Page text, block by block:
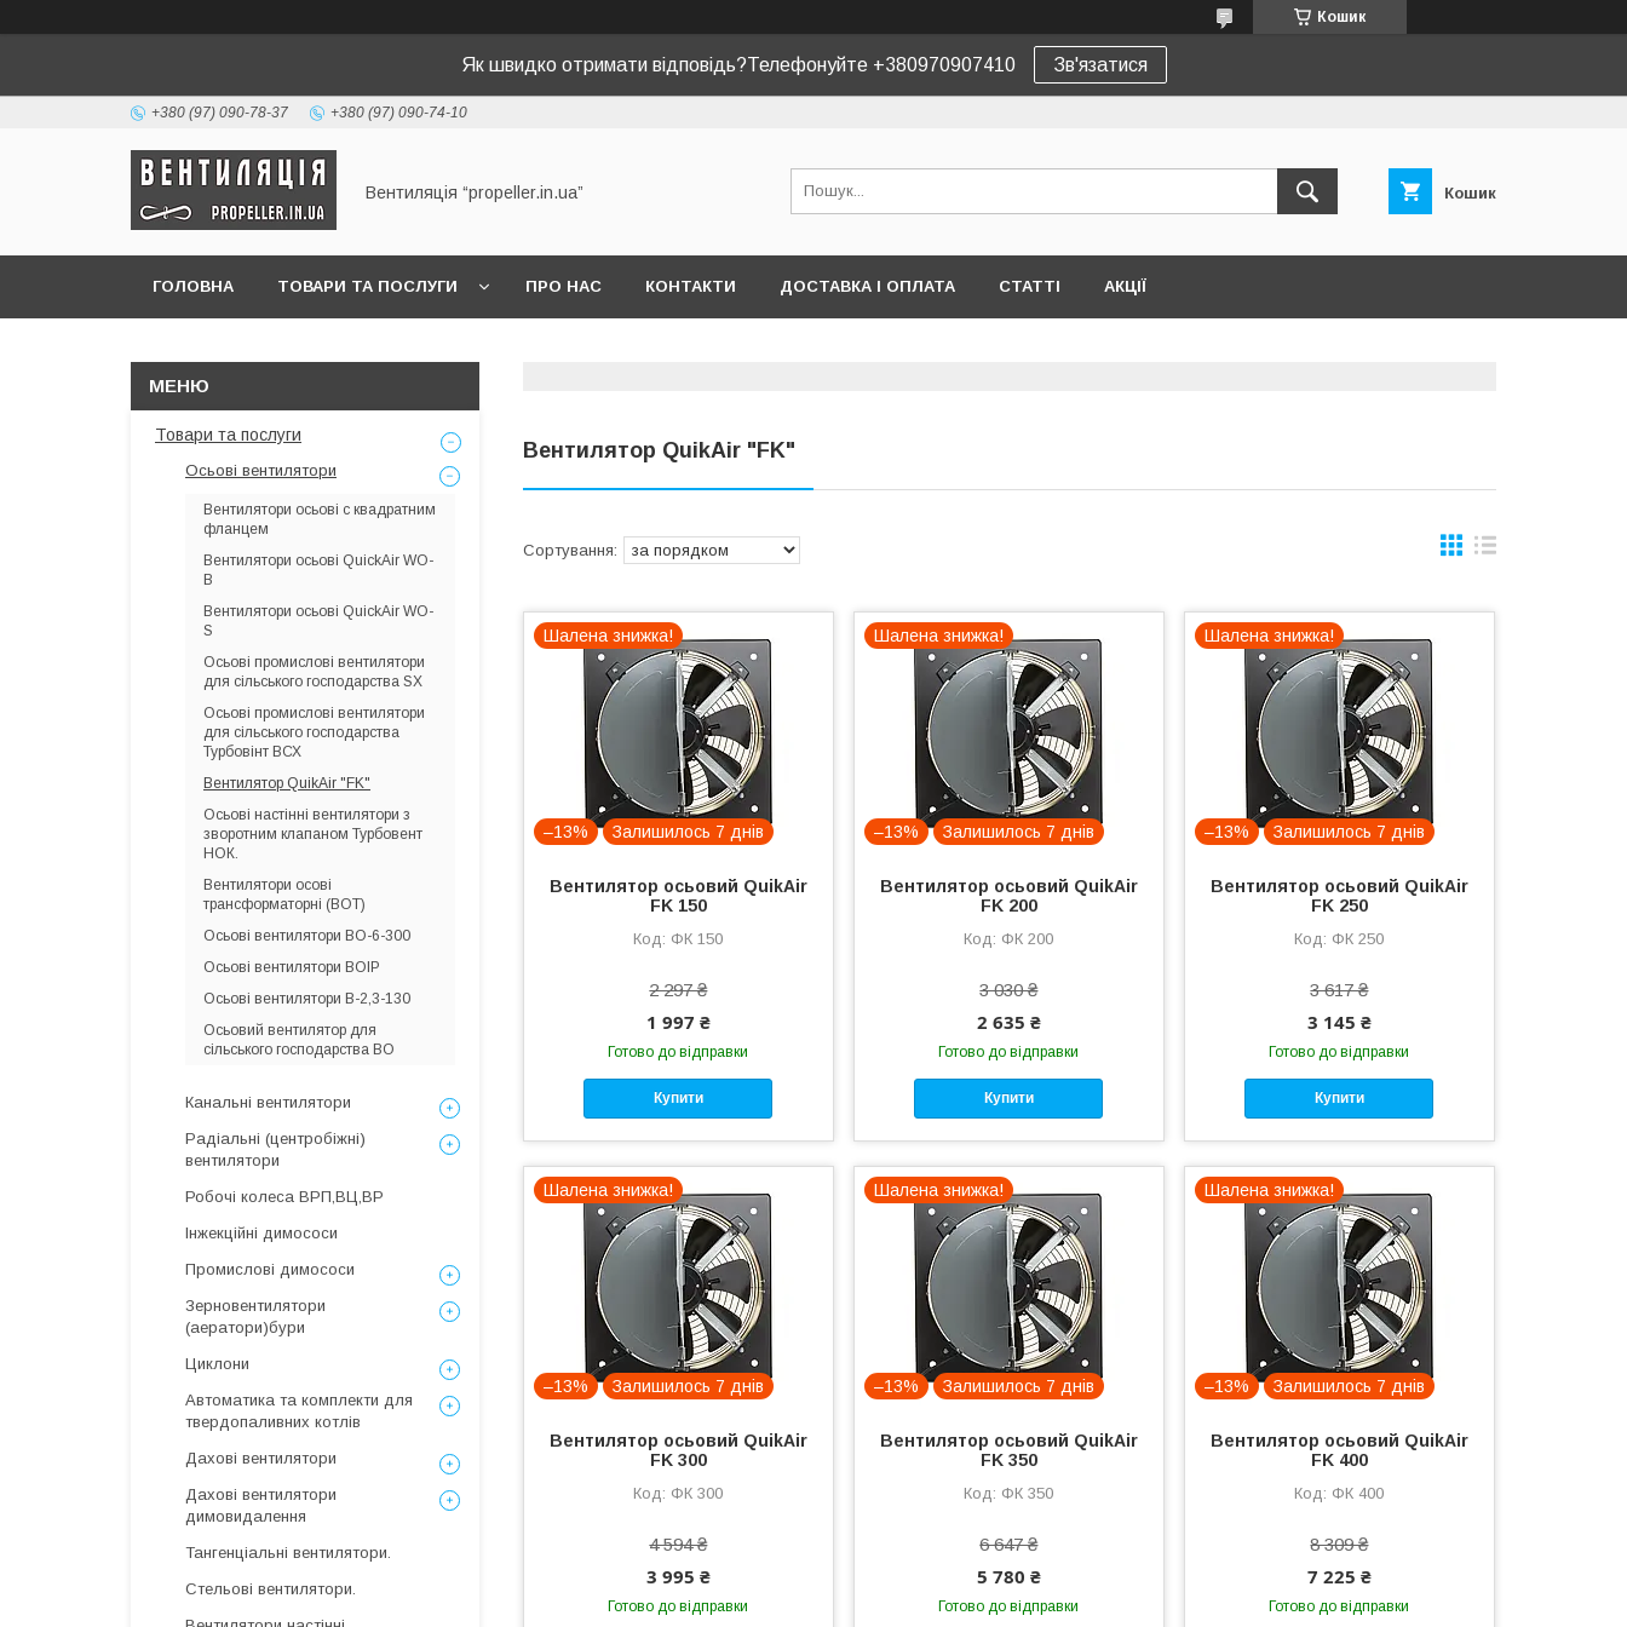
Кошик
Як швидко отримати відповідь?Телефонуйте +380970907410 Зв'язатися
+380 (97) 090-78-37 +380 (97) 090-74-10
Вентиляція “propeller.in.ua” Кошик
ГОЛОВНА ТОВАРИ ТА ПОСЛУГИ ПРО НАС КОНТАКТИ ДОСТАВКА І ОПЛАТА СТАТТІ АКЦІЇ
Вентилятор QuikAir "FK"
Шалена знижка!
–13% Залишилось 7 днів
Вентилятор осьовий QuikAir
FK 150
ФК 150
2 297 ₴
1 997 ₴
Готово до відправки
Купити
Шалена знижка!
–13% Залишилось 7 днів
Вентилятор осьовий QuikAir
FK 200
ФК 200
3 030 ₴
2 635 ₴
Готово до відправки
Купити
Шалена знижка!
–13% Залишилось 7 днів
Вентилятор осьовий QuikAir
FK 250
ФК 250
3 617 ₴
3 145 ₴
Готово до відправки
Купити
Шалена знижка!
–13% Залишилось 7 днів
Вентилятор осьовий QuikAir
FK 300
ФК 300
4 594 ₴
3 995 ₴
Готово до відправки
Шалена знижка!
–13% Залишилось 7 днів
Вентилятор осьовий QuikAir
FK 350
ФК 350
6 647 ₴
5 780 ₴
Готово до відправки
Шалена знижка!
–13% Залишилось 7 днів
Вентилятор осьовий QuikAir
FK 400
ФК 400
8 309 ₴
7 225 ₴
Готово до відправки
Товари та послуги
Осьові вентилятори
Вентилятори осьові c квадратним
фланцем
Вентилятори осьові QuickAir WO-
B
Вентилятори осьові QuickAir WO-
S
Осьові промислові вентилятори
для сільського господарства SХ
Осьові промислові вентилятори
для сільського господарства
Турбовінт ВСХ
Вентилятор QuikAir "FK"
Осьові настінні вентилятори з
зворотним клапаном Турбовент
НОК.
Вентилятори осові
трансформаторні (ВОТ)
Осьові вентилятори ВО-6-300
Осьові вентилятори ВОІР
Осьові вентилятори В-2,3-130
Осьовий вентилятор для
сільського господарства ВО
Канальні вентилятори
Радіальні (центробіжні)
вентилятори
Робочі колеса ВРП,ВЦ,ВР
Інжекційні димососи
Промислові димососи
Зерновентилятори
(аератори)бури
Циклони
Автоматика та комплекти для
твердопаливних котлів
Дахові вентилятори
Дахові вентилятори
димовидалення
Тангенціальні вентилятори.
Стельові вентилятори.